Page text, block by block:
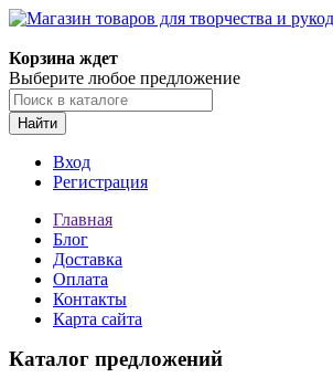
Корзина ждет
Выберите любое предложение
Найти
Вход
Регистрация
Главная
Блог
Доставка
Оплата
Контакты
Карта сайта
Каталог предложений